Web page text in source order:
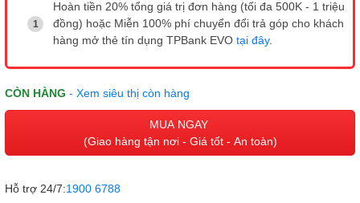
Hoàn tiền 20% tổng giá trị đơn hàng (tối đa 500K - 1 triệu
đồng) hoặc Miễn 100% phí chuyển đổi trả góp cho khách
hàng mở thẻ tín dụng TPBank EVO tại đây.
CÒN HÀNG - Xem siêu thị còn hàng
MUA NGAY
(Giao hàng tận nơi - Giá tốt - An toàn)
Hỗ trợ 24/7:1900 6788